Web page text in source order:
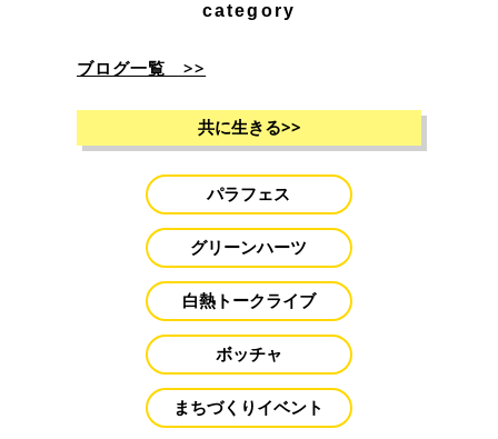
category
ブログ一覧 >>
共に生きる>>
パラフェス
グリーンハーツ
白熱トークライブ
ボッチャ
まちづくりイベント